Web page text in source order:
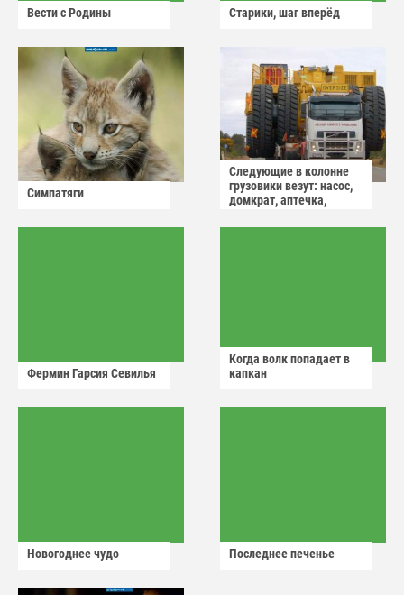
Вести с Родины Старики, шаг вперёд
Симпатяги
Следующие в колонне
грузовики везут: насос,
домкрат, аптечка,
Фермин Гарсия Севилья
Когда волк попадает в
капкан
Новогоднее чудо Последнее печенье